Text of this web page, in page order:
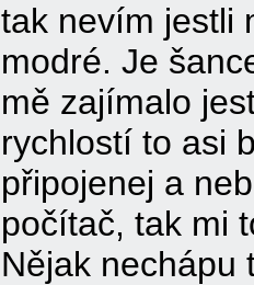
tak nevím jestli
modré. Je
mě zajímalo
rychlostí to asi
připojenej a
počítač, tak mi
Nějak nechápu